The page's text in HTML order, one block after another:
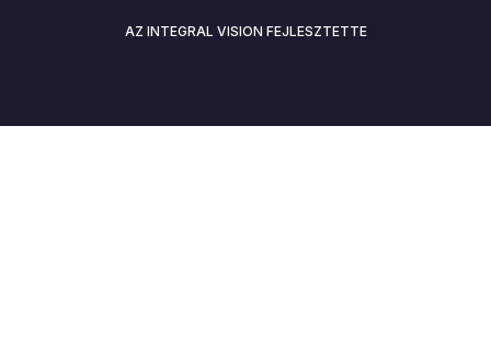
AZ INTEGRAL VISION FEJLESZTETTE